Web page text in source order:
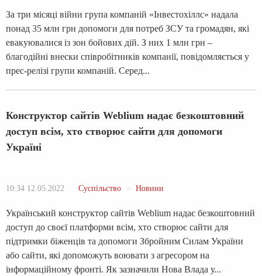
За три місяці війни група компаній «Інвестохіллс» надала
понад 35 млн грн допомоги для потреб ЗСУ та громадян, які
евакуювалися із зон бойових дій. З них 1 млн грн –
благодійні внески співробітників компанії, повідомляється у
прес-релізі групи компаній. Серед...
Конструктор сайтів Weblium надає безкоштовний
доступ всім, хто створює сайти для допомоги
Україні
10:34 12.05.2022 Суспільство Новини
Український конструктор сайтів Weblium надає безкоштовний
доступ до своєї платформи всім, хто створює сайти для
підтримки біженців та допомоги Збройним Силам України
або сайти, які допоможуть воювати з агресором на
інформаційному фронті. Як зазначили Нова Влада у...